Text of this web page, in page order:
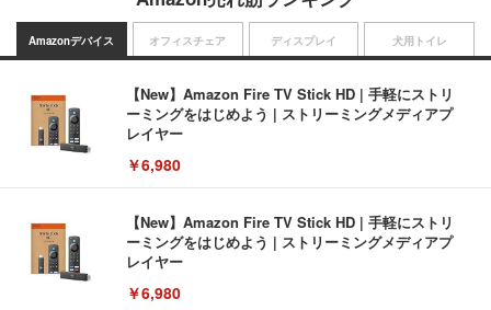
Amazonデバイス
【New】Amazon Fire TV Stick HD | 手軽にストリ
ーミングをはじめよう | ストリーミングメディアプ
レイヤー
￥6,980
【New】Amazon Fire TV Stick HD | 手軽にストリ
ーミングをはじめよう | ストリーミングメディアプ
レイヤー
￥6,980
オフィスチェア ディスプレイ 犬用トイレ